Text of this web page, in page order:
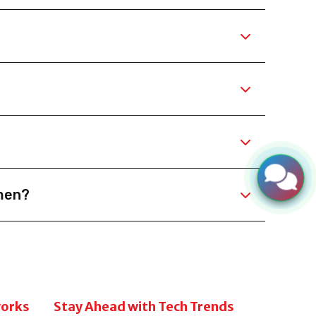
Stay Ahead with Tech Trends